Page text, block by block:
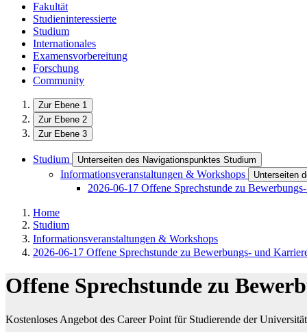
Fakultät
Studieninteressierte
Studium
Internationales
Examensvorbereitung
Forschung
Community
Zur Ebene 1
Zur Ebene 2
Zur Ebene 3
Studium Unterseiten des Navigationspunktes Studium
Informationsveranstaltungen & Workshops Unterseiten
2026-06-17 Offene Sprechstunde zu
Home
Studium
Informationsveranstaltungen & Workshops
2026-06-17 Offene Sprechstunde zu Bewerbungs- und
Offene Sprechstunde zu
Kostenloses Angebot des Career Point für Studierende der